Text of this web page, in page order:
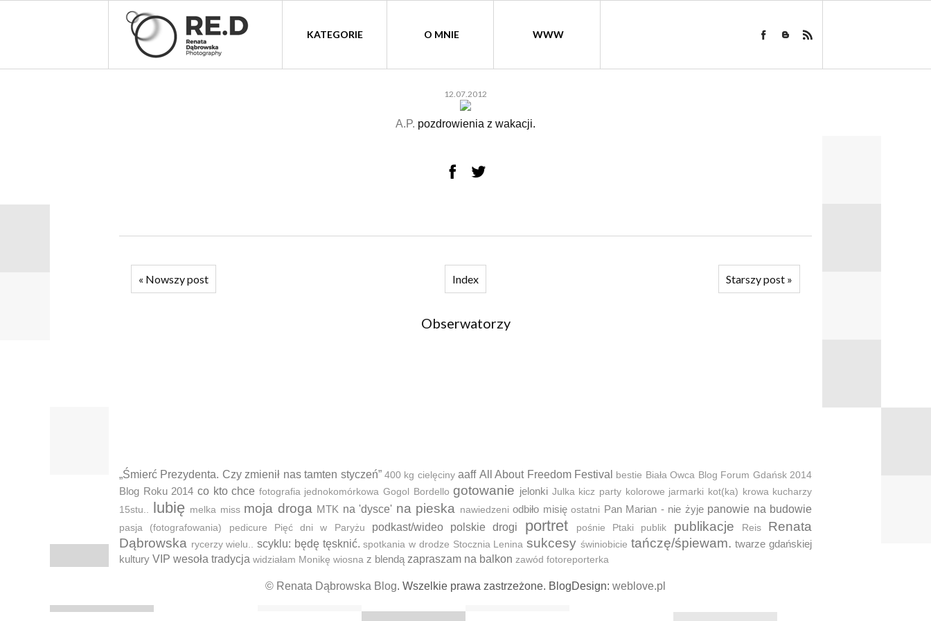
KATEGORIE O MNIE WWW
12.07.2012
A.P. pozdrowienia z wakacji.
« Nowszy post Index Starszy post »
Obserwatorzy
„Śmierć Prezydenta. Czy zmienił nas tamten styczeń” 400 kg cielęciny aaff All About Freedom Festival bestie Biała Owca Blog Forum Gdańsk 2014
Blog Roku 2014 co kto chce fotografia jednokomórkowa Gogol Bordello gotowanie jelonki Julka kicz party kolorowe jarmarki kot(ka) krowa kucharzy
15stu.. lubię melka miss moja droga MTK na 'dysce' na pieska nawiedzeni odbiło misię ostatni Pan Marian - nie żyje panowie na budowie
pasja (fotografowania) pedicure Pięć dni w Paryżu podkast/wideo polskie drogi portret pośnie Ptaki publik publikacje Reis
Renata
Dąbrowska rycerzy wielu.. scyklu: będę tęsknić. spotkania w drodze Stocznia Lenina sukcesy świniobicie tańczę/śpiewam. twarze gdańskiej
kultury VIP wesoła tradycja widziałam Monikę wiosna z blendą zapraszam na balkon zawód fotoreporterka
© Renata Dąbrowska Blog. Wszelkie prawa zastrzeżone. BlogDesign: weblove.pl